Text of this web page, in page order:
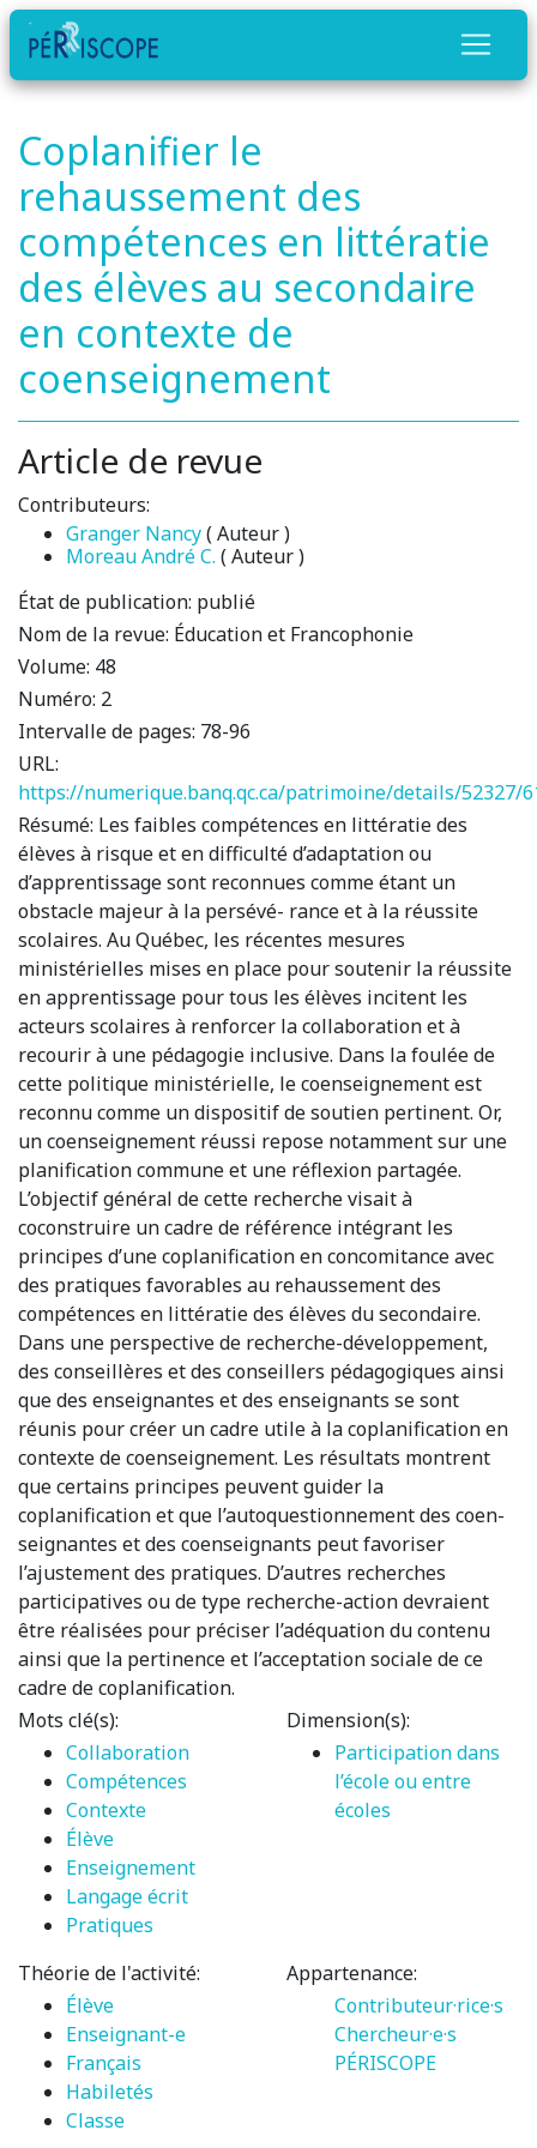
Coplanifier le
rehaussement des
compétences en littératie
des élèves au secondaire
en contexte de
coenseignement
Article de revue
Contributeurs:
Granger Nancy( Auteur )
Moreau André C. ( Auteur )
État de publication: publié
Nom de la revue: Éducation et Francophonie
Volume: 48
Numéro: 2
Intervalle de pages: 78-96
URL:
https://numerique.banq.qc.ca/patrimoine/details/52327/
Résumé: Les faibles compétences en littératie des
élèves à risque et en difficulté d’adaptation ou
d’apprentissage sont reconnues comme étant un
obstacle majeur à la persévé- rance et à la réussite
scolaires. Au Québec, les récentes mesures
ministérielles mises en place pour soutenir la réussite
en apprentissage pour tous les élèves incitent les
acteurs scolaires à renforcer la collaboration et à
recourir à une pédagogie inclusive. Dans la foulée de
cette politique ministérielle, le coenseignement est
reconnu comme un dispositif de soutien pertinent. Or,
un coenseignement réussi repose notamment sur une
planification commune et une réflexion partagée.
L’objectif général de cette recherche visait à
coconstruire un cadre de référence intégrant les
principes d’une coplanification en concomitance avec
des pratiques favorables au rehaussement des
compétences en littératie des élèves du secondaire.
Dans une perspective de recherche-développement,
des conseillères et des conseillers pédagogiques ainsi
que des enseignantes et des enseignants se sont
réunis pour créer un cadre utile à la coplanification en
contexte de coenseignement. Les résultats montrent
que certains principes peuvent guider la
coplanification et que l’autoquestionnement des coen-
seignantes et des coenseignants peut favoriser
l’ajustement des pratiques. D’autres recherches
participatives ou de type recherche-action devraient
être réalisées pour préciser l’adéquation du contenu
ainsi que la pertinence et l’acceptation sociale de ce
cadre de coplanification.
Mots clé(s):
Collaboration
Compétences
Contexte
Élève
Enseignement
Langage écrit
Pratiques
Dimension(s):
Participation dans
l’école ou entre
écoles
Théorie de l'activité:
Élève
Enseignant-e
Français
Habiletés
Classe
Appartenance:
Contributeur·rice·s
Chercheur·e·s
PÉRISCOPE